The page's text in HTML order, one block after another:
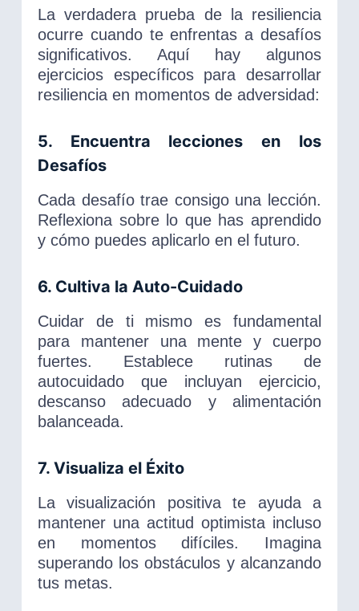
La verdadera prueba de la resiliencia
ocurre cuando te enfrentas a desafíos
significativos. Aquí hay algunos
ejercicios específicos para desarrollar
resiliencia en momentos de adversidad:
5. Encuentra lecciones en los
Desafíos
Cada desafío trae consigo una lección.
Reflexiona sobre lo que has aprendido
y cómo puedes aplicarlo en el futuro.
6. Cultiva la Auto-Cuidado
Cuidar de ti mismo es fundamental
para mantener una mente y cuerpo
fuertes. Establece rutinas de
autocuidado que incluyan ejercicio,
descanso adecuado y alimentación
balanceada.
7. Visualiza el Éxito
La visualización positiva te ayuda a
mantener una actitud optimista incluso
en momentos difíciles. Imagina
superando los obstáculos y alcanzando
tus metas.